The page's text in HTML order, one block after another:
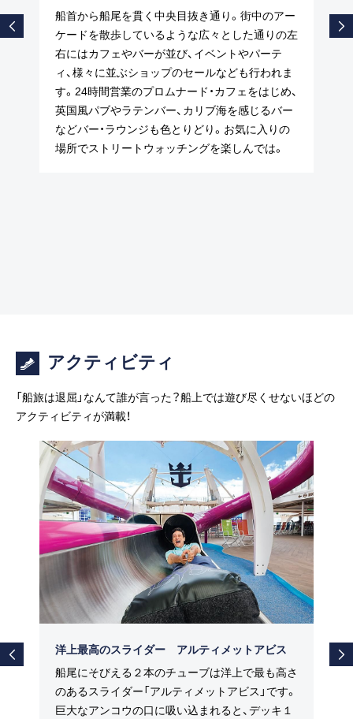
船首から船尾を貫く中央目抜き通り。街中のアー
ケードを散歩しているような広々とした通りの左
右にはカフェやバーが並び、イベントやパーテ
ィ、様々に並ぶショップのセールなども行われま
す。24時間営業のプロムナード・カフェをはじめ、
英国風パブやラテンバー、カリブ海を感じるバー
などバー・ラウンジも色とりどり。お気に入りの
場所でストリートウォッチングを楽しんでは。
アクティビティ
「船旅は退屈」なんて誰が言った？船上では遊び尽くせないほどの
アクティビティが満載！
洋上最高のスライダー アルティメットアビス
船尾にそびえる２本のチューブは洋上で最も高さ
のあるスライダー「アルティメットアビス」です。
巨大なアンコウの口に吸い込まれると、デッキ１